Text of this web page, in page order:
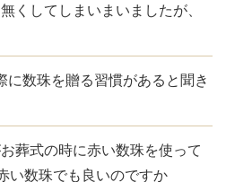
してしまいまいましたが、
に数珠を贈る習慣があると聞き
葬式の時に赤い数珠を使って
い数珠でも良いのですか